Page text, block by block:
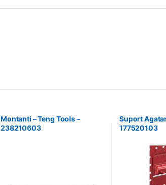
Montanti – Teng Tools –
238210603
Suport
177520103